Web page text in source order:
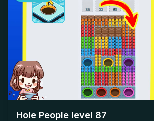
Hole People level 87